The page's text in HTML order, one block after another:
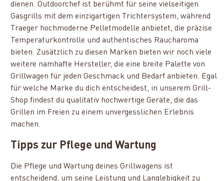
dienen. Outdoorchef ist berühmt für seine vielseitigen
Gasgrills mit dem einzigartigen Trichtersystem, während
Traeger hochmoderne Pelletmodelle anbietet, die präzise
Temperaturkontrolle und authentisches Raucharoma
bieten. Zusätzlich zu diesen Marken bieten wir noch viele
weitere namhafte Hersteller, die eine breite Palette von
Grillwagen für jeden Geschmack und Bedarf anbieten. Egal
für welche Marke du dich entscheidest, in unserem Grill-
Shop findest du qualitativ hochwertige Geräte, die das
Grillen im Freien zu einem unvergesslichen Erlebnis
machen.
Tipps zur Pflege und Wartung
Die Pflege und Wartung deines Grillwagens ist
entscheidend, um seine Leistung und Langlebigkeit zu